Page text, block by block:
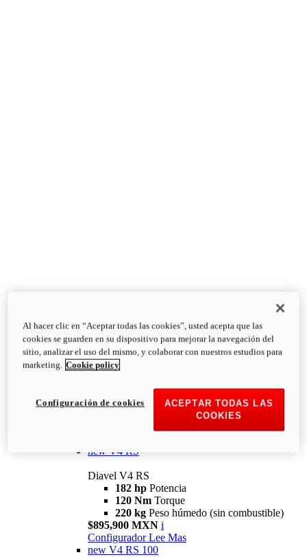
Diavel
V4
Diavel V4
126 NmTorque
223 kg
PESO HÚMEDO SIN
new V4 RS
Diavel V4 RS
182 hp Potencia
120 Nm Torque
220 kg Peso húmedo (sin combustible)
$895,900 MXN i
Configurador Lee Mas
new V4 RS 100
Al hacer clic en “Aceptar todas las cookies”, usted acepta que las
cookies se guarden en su dispositivo para mejorar la navegación del
sitio, analizar el uso del mismo, y colaborar con nuestros estudios para
marketing. Cookie policy
ACEPTAR TODAS LAS
COOKIES
Configuración de cookies